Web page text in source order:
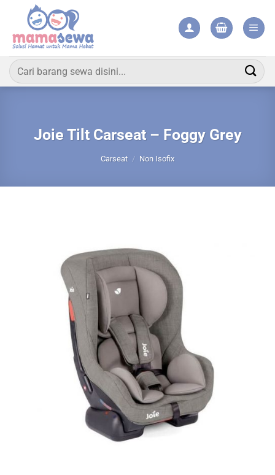
content
Pencarian
untuk:
Joie Tilt Carseat – Foggy Grey
Carseat / Non Isofix